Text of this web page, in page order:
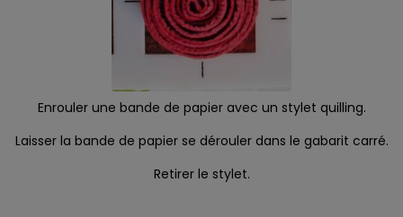
Enrouler une bande de papier avec un stylet quilling.
Laisser la bande de papier se dérouler dans le gabarit carré.
Retirer le stylet.